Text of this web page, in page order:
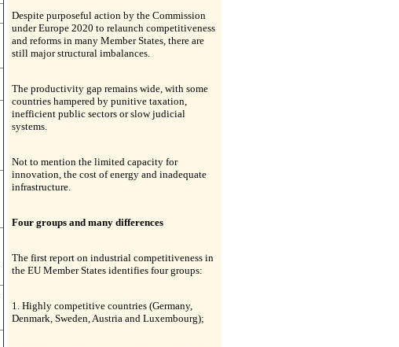
Despite purposeful action by the Commission
under Europe 2020 to relaunch competitiveness
and reforms in many Member States, there are
still major structural imbalances.
The productivity gap remains wide, with some
countries hampered by punitive taxation,
inefficient public sectors or slow judicial
systems.
Not to mention the limited capacity for
innovation, the cost of energy and inadequate
infrastructure.
Four groups and many differences
The first report on industrial competitiveness in
the EU Member States identifies four groups:
1. Highly competitive countries (Germany,
Denmark, Sweden, Austria and Luxembourg);